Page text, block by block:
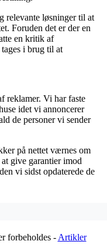
relevante løsninger til at
Foruden det er der en
en kritik af
i brug til at
reklamer. Vi har faste
idet vi annoncerer
de personer vi sender
på nettet værnes om
give garantier imod
vi sidst opdaterede de
forbeholdes - Artikler